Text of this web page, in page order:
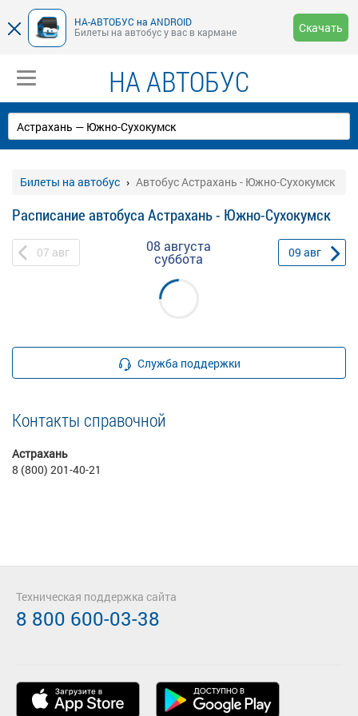
НА-АВТОБУС на ANDROID
Билеты на автобус у вас в кармане
Скачать
НА АВТОБУС
Билеты на автобус Автобус Астрахань - Южно-Сухокумск
Расписание автобуса Астрахань - Южно-Сухокумск
07 авг 08 августа
суббота 09 авг
Служба поддержки
Контакты справочной
Астрахань
8 (800) 201-40-21
Техническая поддержка сайта
8 800 600-03-38